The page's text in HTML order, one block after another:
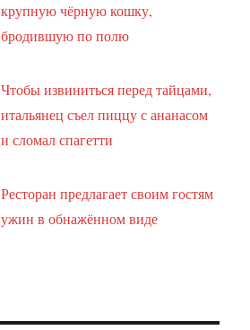
крупную чёрную кошку,
бродившую по полю
Чтобы извиниться перед тайцами,
итальянец съел пиццу с ананасом
и сломал спагетти
Ресторан предлагает своим гостям
ужин в обнажённом виде